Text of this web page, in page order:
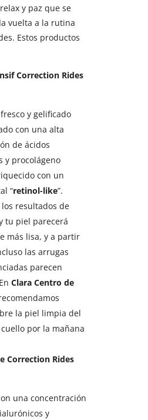
y paz que se
vuelta a la rutina
Estos productos
Correction Rides
y gelificado
con una alta
de ácidos
y procolágeno
con un
“retinol-like”.
resultados de
tu piel parecerá
más lisa, y a partir
las arrugas
parecen
Clara Centro de
la piel limpia del
por la mañana
Correction Rides
una concentración
y